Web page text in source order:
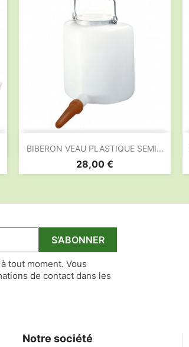
BIBERON VEAU PLASTIQUE SEMI...
Prix
28,00 €
Aperçu rapide
tout moment. Vous
de contact dans les
Notre société